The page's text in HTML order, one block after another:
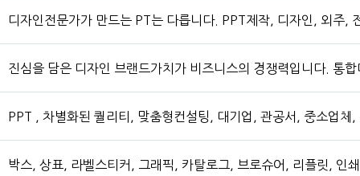
디자인전문가가 만드는 PT는 다릅니다. PPT제작, 디자인, 외주,
진심을 담은 디자인 브랜드가치가 비즈니스의 경쟁력입니다. 통
PPT , 차별화된 퀄리티, 맞춤형컨설팅, 대기업, 관공서, 중소업체,
박스, 상표, 라벨스티커, 그래픽, 카탈로그, 브로슈어, 리플릿, 인